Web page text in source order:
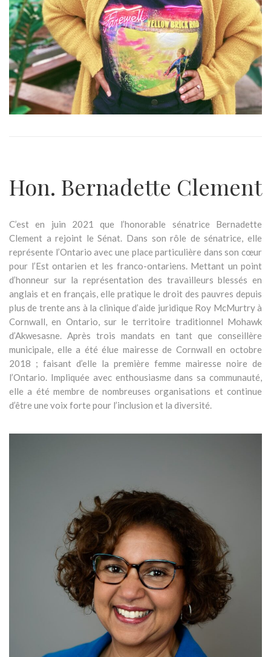
Hon. Bernadette Clement
C’est en juin 2021 que l’honorable sénatrice Bernadette
Clement a rejoint le Sénat. Dans son rôle de sénatrice, elle
représente l’Ontario avec une place particulière dans son cœur
pour l’Est ontarien et les franco-ontariens. Mettant un point
d’honneur sur la représentation des travailleurs blessés en
anglais et en français, elle pratique le droit des pauvres depuis
plus de trente ans à la clinique d’aide juridique Roy McMurtry à
Cornwall, en Ontario, sur le territoire traditionnel Mohawk
d’Akwesasne. Après trois mandats en tant que conseillère
municipale, elle a été élue mairesse de Cornwall en octobre
2018 ; faisant d’elle la première femme mairesse noire de
l’Ontario. Impliquée avec enthousiasme dans sa communauté,
elle a été membre de nombreuses organisations et continue
d’être une voix forte pour l’inclusion et la diversité.